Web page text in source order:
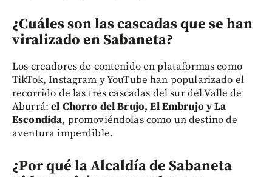
¿Cuáles son las cascadas que se han
viralizado en Sabaneta?
Los creadores de contenido en plataformas como
TikTok, Instagram y YouTube han popularizado el
recorrido de las tres cascadas del sur del Valle de
Aburrá:el Chorro del Brujo, El Embrujo y La
Escondida, promoviéndolas como un destino de
aventura imperdible.
¿Por qué la Alcaldía de Sabaneta